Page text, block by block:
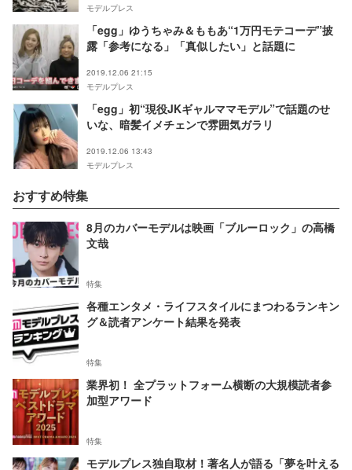
モデルプレス
「egg」ゆうちゃみ＆ももあ“1万円モテコーデ”披
露「参考になる」「真似したい」と話題に
2019.12.06 21:15
モデルプレス
「egg」初“現役JKギャルママモデル”で話題のせ
いな、暗髪イメチェンで雰囲気ガラリ
2019.12.06 13:43
モデルプレス
おすすめ特集
8月のカバーモデルは映画「ブルーロック」の高橋
文哉
特集
各種エンタメ・ライフスタイルにまつわるランキン
グ＆読者アンケート結果を発表
特集
業界初！ 全プラットフォーム横断の大規模読者参
加型アワード
特集
モデルプレス独自取材！著名人が語る「夢を叶える